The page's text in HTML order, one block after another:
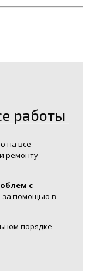
работы
на все
ремонту
с
за помощью в
порядке